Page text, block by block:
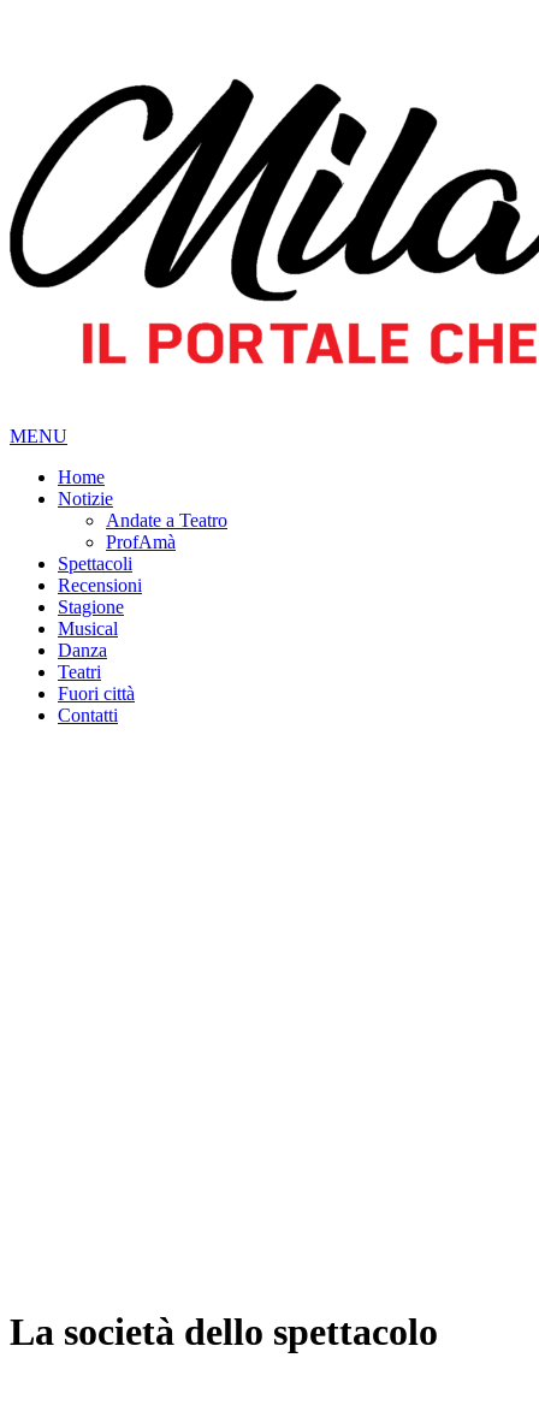
MENU
Home
Notizie
Andate a Teatro
ProfAmà
Spettacoli
Recensioni
Stagione
Musical
Danza
Teatri
Fuori città
Contatti
La società dello spettacolo